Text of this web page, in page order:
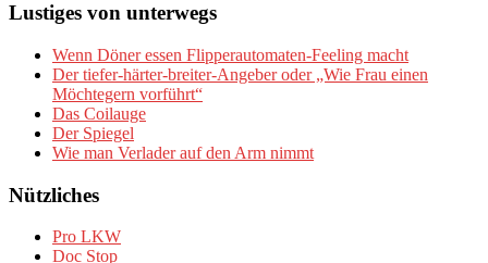
Lustiges von unterwegs
Wenn Döner essen Flipperautomaten-Feeling macht
Der tiefer-härter-breiter-Angeber oder „Wie Frau einen
Möchtegern vorführt“
Das Coilauge
Der Spiegel
Wie man Verlader auf den Arm nimmt
Nützliches
Pro LKW
Doc Stop